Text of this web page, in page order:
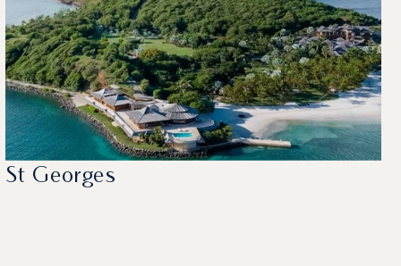
St Georges